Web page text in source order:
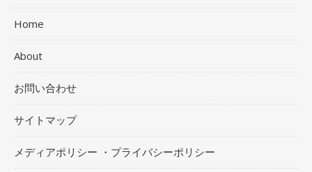
Home
About
お問い合わせ
サイトマップ
メディアポリシー ・プライバシーポリシー